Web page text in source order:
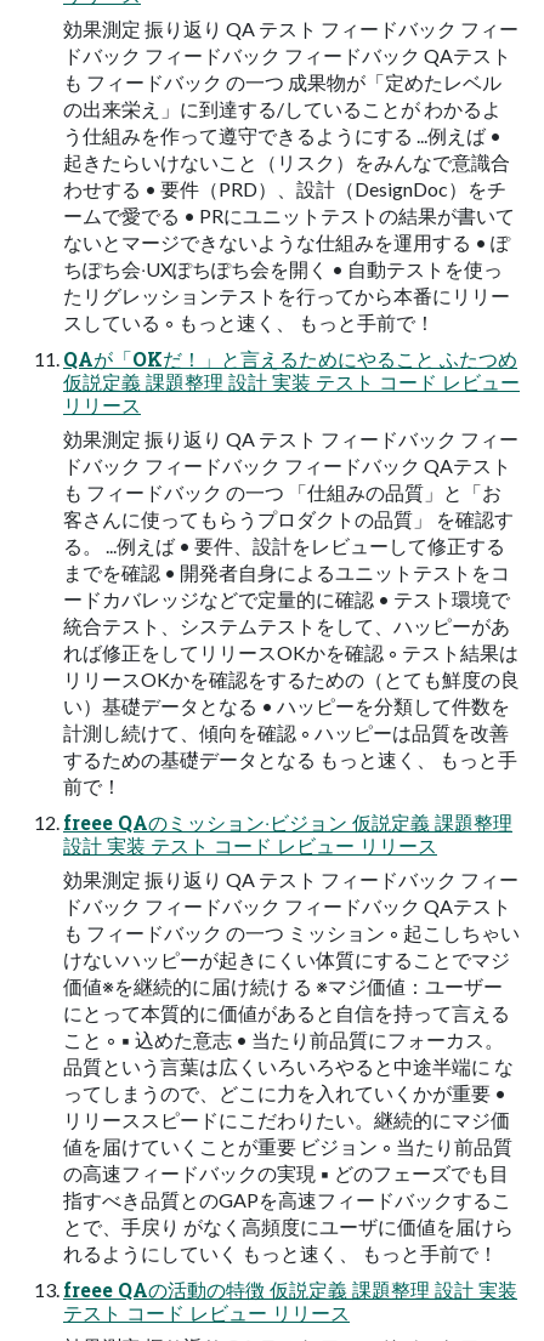
効果測定 振り返り QA テスト フィードバック フィー
ドバック フィードバック フィードバック QAテスト
も フィードバック の⼀つ 成果物が「定めたレベル
の出来栄え」に到達する/していることが わかるよ
う仕組みを作って遵守できるようにする ...例えば •
起きたらいけないこと（リスク）をみんなで意識合
わせする • 要件（PRD）、設計（DesignDoc）をチ
ームで愛でる • PRにユニットテストの結果が書いて
ないとマージできないような仕組みを運⽤する • ぽ
ちぽち会‧UXぽちぽち会を開く • ⾃動テストを使っ
たリグレッションテストを⾏ってから本番にリリー
スしている ◦ もっと速く、 もっと⼿前で！
QAが「OKだ！」と⾔えるためにやること ふたつめ
仮説定義 課題整理 設計 実装 テスト コード レビュー
リリース
効果測定 振り返り QA テスト フィードバック フィー
ドバック フィードバック フィードバック QAテスト
も フィードバック の⼀つ 「仕組みの品質」と「お
客さんに使ってもらうプロダクトの品質」 を確認す
る。 ...例えば • 要件、設計をレビューして修正する
までを確認 • 開発者⾃⾝によるユニットテストをコ
ードカバレッジなどで定量的に確認 • テスト環境で
統合テスト、システムテストをして、ハッピーがあ
れば修正をしてリリースOKかを確認 ◦ テスト結果は
リリースOKかを確認をするための（とても鮮度の良
い）基礎データとなる • ハッピーを分類して件数を
計測し続けて、傾向を確認 ◦ ハッピーは品質を改善
するための基礎データとなる もっと速く、 もっと⼿
前で！
freee QAのミッション‧ビジョン 仮説定義 課題整理
設計 実装 テスト コード レビュー リリース
効果測定 振り返り QA テスト フィードバック フィー
ドバック フィードバック フィードバック QAテスト
も フィードバック の⼀つ ミッション ◦ 起こしちゃい
けないハッピーが起きにくい体質にすることでマジ
価値※を継続的に届け続け る ※マジ価値：ユーザー
にとって本質的に価値があると自信を持って言える
こと ◦ ▪ 込めた意志 • 当たり前品質にフォーカス。
品質という⾔葉は広くいろいろやると中途半端に な
ってしまうので、どこに⼒を⼊れていくかが重要 •
リリーススピードにこだわりたい。継続的にマジ価
値を届けていくことが重要 ビジョン ◦ 当たり前品質
の⾼速フィードバックの実現 ▪ どのフェーズでも⽬
指すべき品質とのGAPを⾼速フィードバックするこ
とで、⼿戻り がなく⾼頻度にユーザに価値を届けら
れるようにしていく もっと速く、 もっと⼿前で！
freee QAの活動の特徴 仮説定義 課題整理 設計 実装
テスト コード レビュー リリース